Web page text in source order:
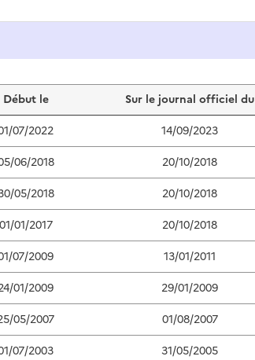
Début le
Sur le journal officiel du
07/2022
14/09/2023
06/2018
20/10/2018
05/2018
20/10/2018
01/01/2017
20/10/2018
07/2009
13/01/2011
01/2009
29/01/2009
05/2007
01/08/2007
07/2003 31/05/2005